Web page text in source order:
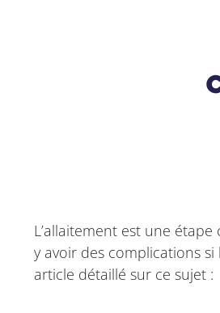
L’allaitement est une
y avoir des complications
article détaillé sur ce sujet :